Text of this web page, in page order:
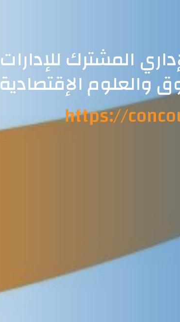
المشترك للإدارات
والعلوم الإقتصادية
https://